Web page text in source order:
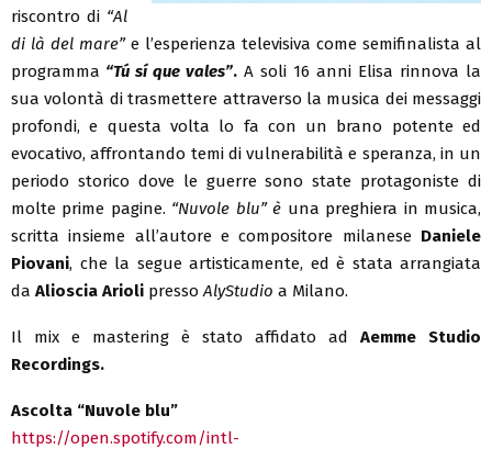
riscontro di “Al
di là del mare” e l’esperienza televisiva come semifinalista al
programma “Tú sí que vales”. A soli 16 anni Elisa rinnova la
sua volontà di trasmettere attraverso la musica dei messaggi
profondi, e questa volta lo fa con un brano potente ed
evocativo, affrontando temi di vulnerabilità e speranza, in un
periodo storico dove le guerre sono state protagoniste di
molte prime pagine. “Nuvole blu” è una preghiera in musica,
scritta insieme all’autore e compositore milanese Daniele
Piovani, che la segue artisticamente, ed è stata arrangiata
da Alioscia Arioli presso AlyStudio a Milano.
Il mix e mastering è stato affidato ad Aemme Studio
Recordings.
Ascolta “Nuvole blu”
https://open.spotify.com/intl-